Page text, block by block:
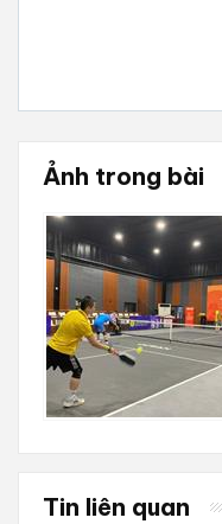
Ảnh trong bài
Tin liên quan